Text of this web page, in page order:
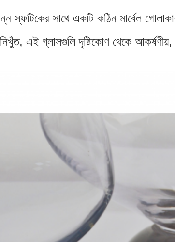
স্ফটিকের সাথে একটি কঠিন মার্বেল
এই গ্লাসগুলি দৃষ্টিকোণ থেকে আকর্ষণীয়,